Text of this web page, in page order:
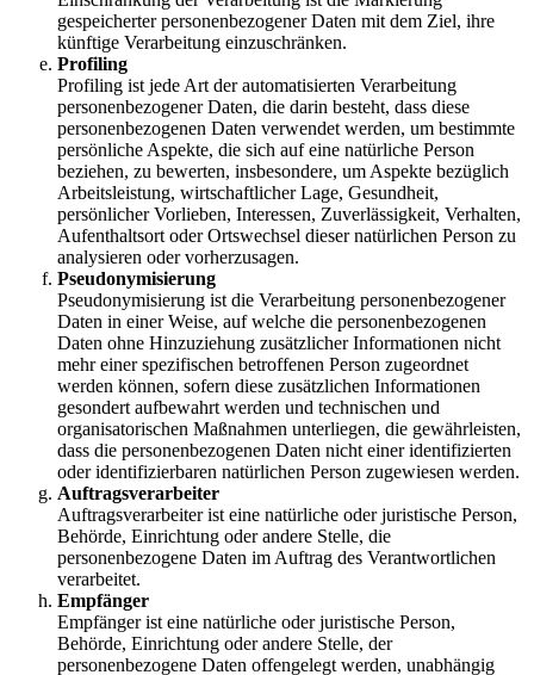
gespeicherter personenbezogener Daten mit dem Ziel, ihre
künftige Verarbeitung einzuschränken.
Profiling
Profiling ist jede Art der automatisierten Verarbeitung
personenbezogener Daten, die darin besteht, dass diese
personenbezogenen Daten verwendet werden, um bestimmte
persönliche Aspekte, die sich auf eine natürliche Person
beziehen, zu bewerten, insbesondere, um Aspekte bezüglich
Arbeitsleistung, wirtschaftlicher Lage, Gesundheit,
persönlicher Vorlieben, Interessen, Zuverlässigkeit, Verhalten,
Aufenthaltsort oder Ortswechsel dieser natürlichen Person zu
analysieren oder vorherzusagen.
Pseudonymisierung
Pseudonymisierung ist die Verarbeitung personenbezogener
Daten in einer Weise, auf welche die personenbezogenen
Daten ohne Hinzuziehung zusätzlicher Informationen nicht
mehr einer spezifischen betroffenen Person zugeordnet
werden können, sofern diese zusätzlichen Informationen
gesondert aufbewahrt werden und technischen und
organisatorischen Maßnahmen unterliegen, die gewährleisten,
dass die personenbezogenen Daten nicht einer identifizierten
oder identifizierbaren natürlichen Person zugewiesen werden.
Auftragsverarbeiter
Auftragsverarbeiter ist eine natürliche oder juristische Person,
Behörde, Einrichtung oder andere Stelle, die
personenbezogene Daten im Auftrag des Verantwortlichen
verarbeitet.
Empfänger
Empfänger ist eine natürliche oder juristische Person,
Behörde, Einrichtung oder andere Stelle, der
personenbezogene Daten offengelegt werden, unabhängig